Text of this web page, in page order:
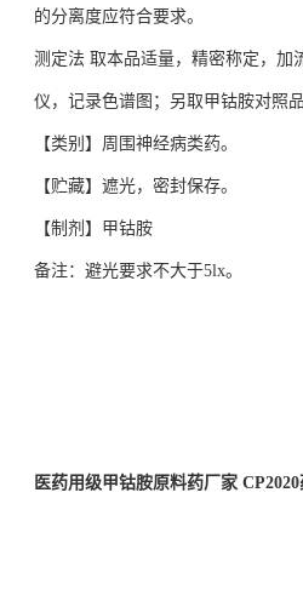
的分离度应符合要求。
测定法 取本品适量，精密称定，加
仪，记录色谱图；另取甲钴胺对照
【类别】周围神经病类药。
【贮藏】遮光，密封保存。
【制剂】甲钴胺
备注：避光要求不大于5lx。
医药用级甲钴胺原料药厂家